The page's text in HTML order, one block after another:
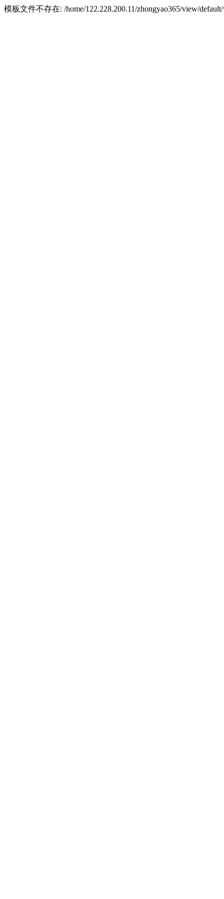
模板文件不存在: /home/122.228.200.11/zhongyao365/view/default/